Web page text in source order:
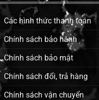
Các hình thức thanh toán
Chính sách bảo hành
Chính sách bảo mật
Chính sách đổi, trả hàng
Chính sách vận chuyển